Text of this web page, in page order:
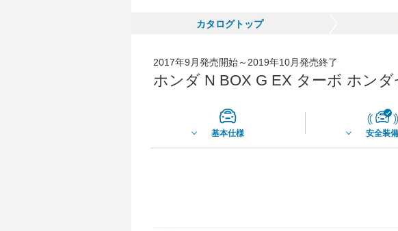
カタログトップ
2017年9月発売開始～2019年10月発売終了
ホンダ N BOX G EX ターボ ホン
基本仕様 安全装備